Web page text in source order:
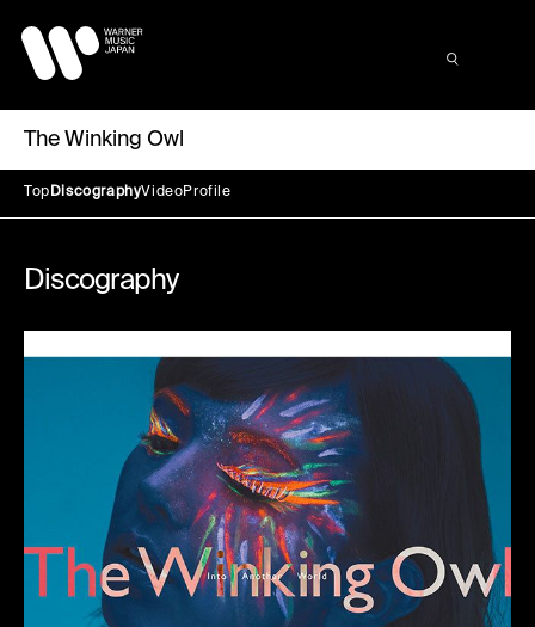
The Winking Owl
Top DiscographyVideoProfile
Discography